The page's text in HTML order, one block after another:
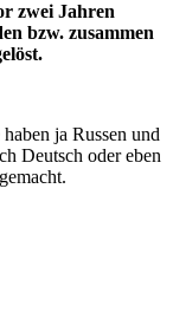
zwei Jahren
bzw. zusammen
ja Russen und
Deutsch oder eben